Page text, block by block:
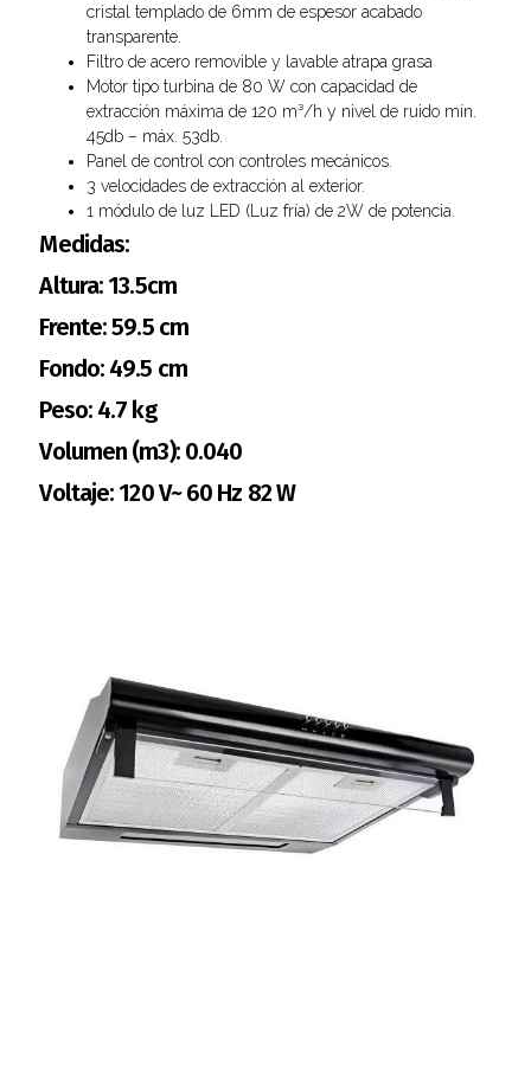
cristal templado de 6mm de espesor acabado
transparente.
Filtro de acero removible y lavable atrapa grasa
Motor tipo turbina de 80 W con capacidad de
extracción máxima de 120 m³/h y nivel de ruido mín.
45db – máx. 53db.
Panel de control con controles mecánicos.
3 velocidades de extracción al exterior.
1 módulo de luz LED (Luz fría) de 2W de potencia.
Medidas:
Altura: 13.5cm
Frente: 59.5 cm
Fondo: 49.5 cm
Peso: 4.7 kg
Volumen (m3): 0.040
Voltaje: 120 V~ 60 Hz 82 W